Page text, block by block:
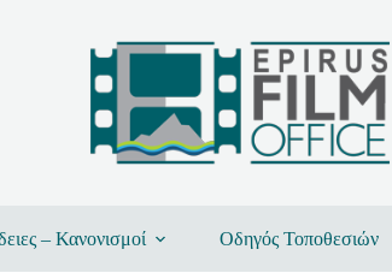
– Κανονισμοί Οδηγός Τοποθεσιών